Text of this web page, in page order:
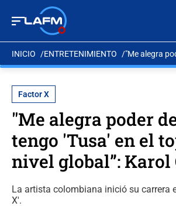
INICIO ENTRETENIMIENTO "Me alegra
Factor X
"Me alegra poder
tengo 'Tusa' en el
nivel global”: Karol
La artista colombiana inició su carrera
X'.